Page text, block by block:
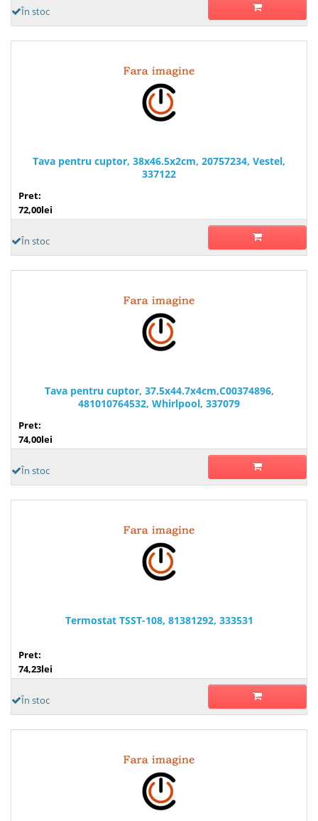
În stoc
Tava pentru cuptor, 38x46.5x2cm, 20757234, Vestel,
337122
Pret:
72,00lei
În stoc
Tava pentru cuptor, 37.5x44.7x4cm,C00374896,
481010764532, Whirlpool, 337079
Pret:
74,00lei
În stoc
Termostat TSST-108, 81381292, 333531
Pret:
74,23lei
În stoc